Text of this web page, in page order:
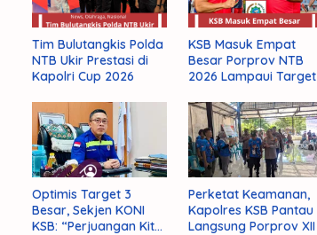
Tim Bulutangkis Polda
NTB Ukir Prestasi di
Kapolri Cup 2026
KSB Masuk Empat
Besar Porprov NTB
2026 Lampaui Target
Optimis Target 3
Besar, Sekjen KONI
KSB: “Perjuangan Kita
Perketat Keamanan,
Kapolres KSB Pantau
Langsung Porprov XII